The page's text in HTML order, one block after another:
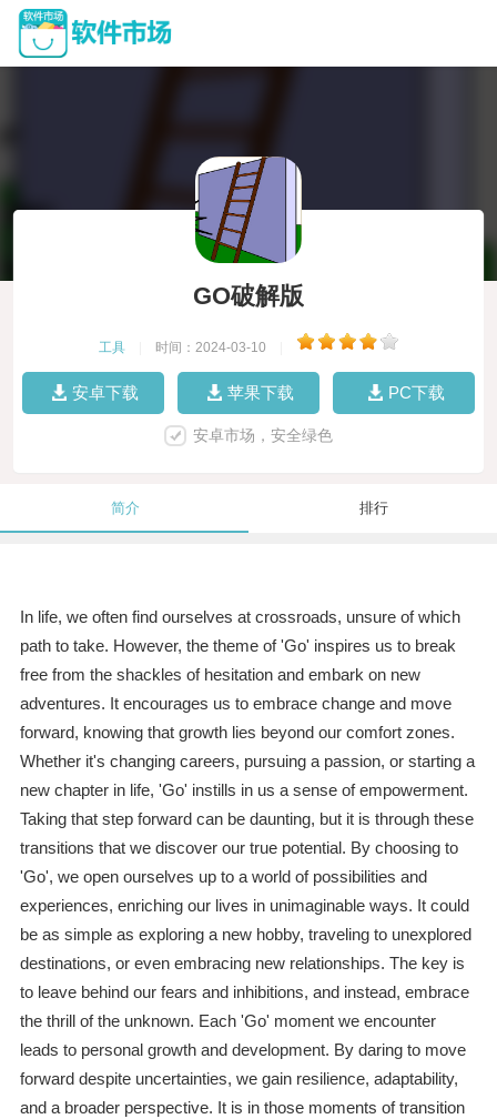
GO破解版
工具 时间：2024-03-10
安卓下载 苹果下载 PC下载
安卓市场，安全绿色
简介 排行
In life, we often find ourselves at crossroads, unsure of which
path to take. However, the theme of 'Go' inspires us to break
free from the shackles of hesitation and embark on new
adventures. It encourages us to embrace change and move
forward, knowing that growth lies beyond our comfort zones.
Whether it's changing careers, pursuing a passion, or starting a
new chapter in life, 'Go' instills in us a sense of empowerment.
Taking that step forward can be daunting, but it is through these
transitions that we discover our true potential. By choosing to
'Go', we open ourselves up to a world of possibilities and
experiences, enriching our lives in unimaginable ways. It could
be as simple as exploring a new hobby, traveling to unexplored
destinations, or even embracing new relationships. The key is
to leave behind our fears and inhibitions, and instead, embrace
the thrill of the unknown. Each 'Go' moment we encounter
leads to personal growth and development. By daring to move
forward despite uncertainties, we gain resilience, adaptability,
and a broader perspective. It is in those moments of transition